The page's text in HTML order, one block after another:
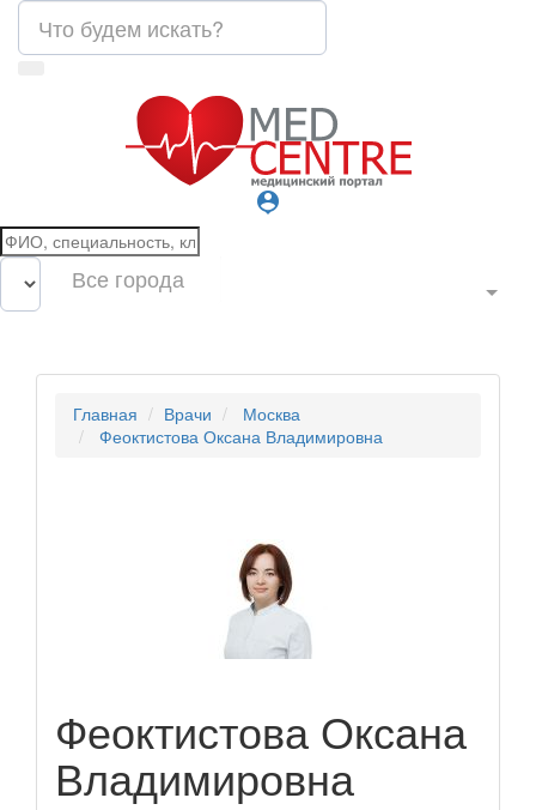
person_pin
Все города
Главная Врачи
Москва
Феоктистова Оксана Владимировна
Феоктистова Оксана
Владимировна